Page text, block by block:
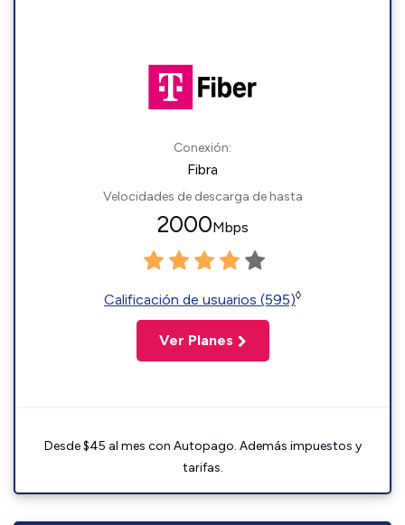
Conexión:
Fibra
Velocidades de descarga de hasta
2000Mbps
Calificación de usuarios (595)◊
Ver Planes
Desde $45 al mes con Autopago. Además impuestos y
tarifas.